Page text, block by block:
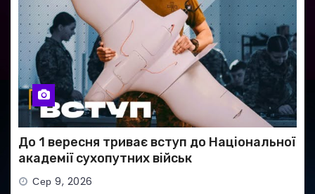
До 1 вересня триває вступ до Національної
академії сухопутних військ
Сер 9, 2026